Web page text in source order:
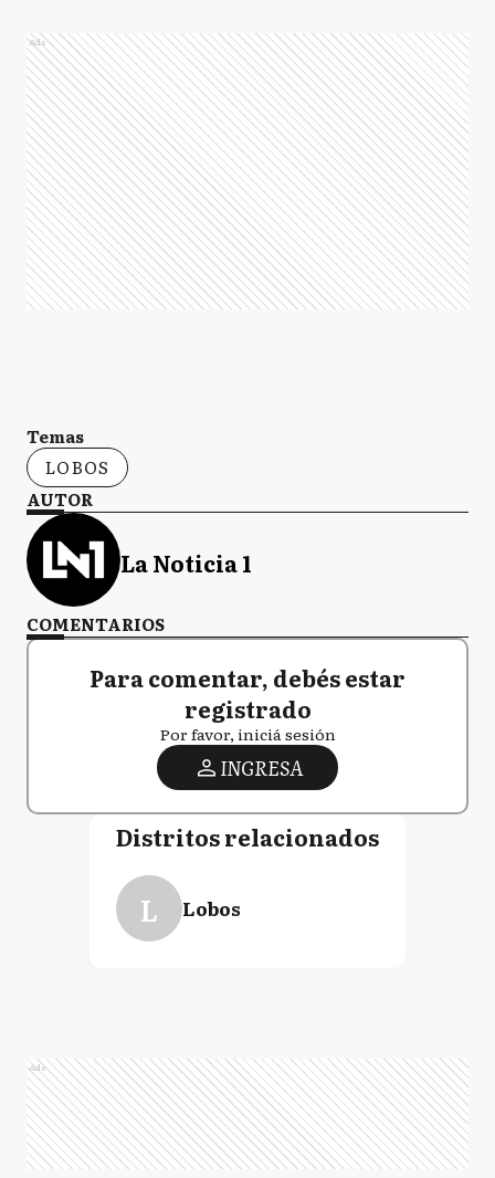
Ads
Temas
LOBOS
AUTOR
La Noticia 1
COMENTARIOS
Para comentar, debés estar
registrado
Por favor, iniciá sesión
INGRESA
Distritos relacionados
L Lobos
Ads